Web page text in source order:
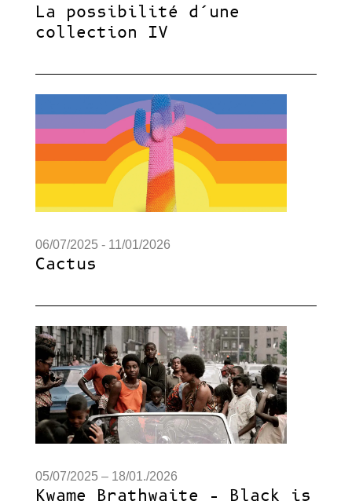
La possibilité d’une
collection IV
06/07/2025 - 11/01/2026
Cactus
05/07/2025 – 18/01./2026
Kwame Brathwaite – Black is